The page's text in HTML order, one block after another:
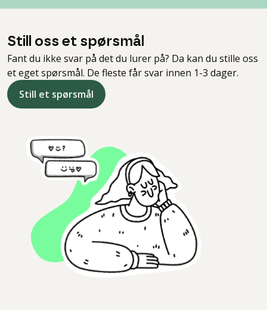
Still oss et spørsmål
Fant du ikke svar på det du lurer på? Da kan du stille oss
et eget spørsmål. De fleste får svar innen 1-3 dager.
Still et spørsmål